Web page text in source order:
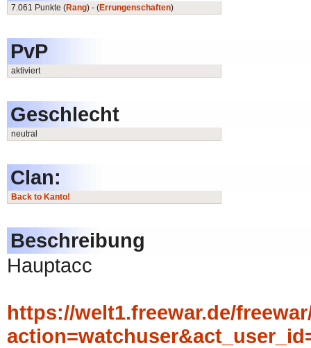
7.061 Punkte (Rang) - (Errungenschaften)
PvP
aktiviert
Geschlecht
neutral
Clan:
Back to Kanto!
Beschreibung
Hauptacc
https://welt1.freewar.de/